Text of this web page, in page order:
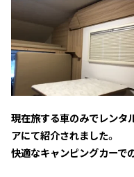
現在旅する車のみでレンタ
アにて紹介されました。
快適なキャンピングカーで